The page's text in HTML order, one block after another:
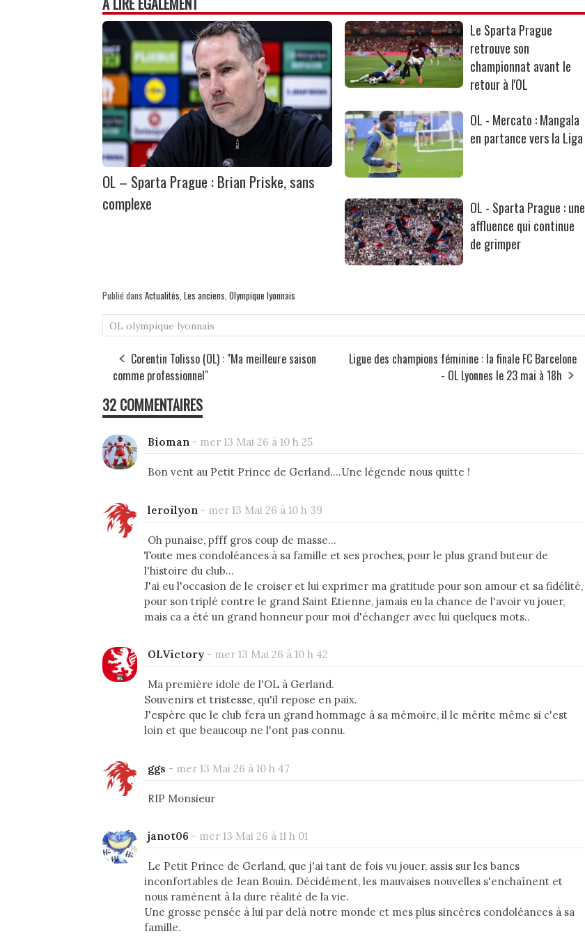
OL – Sparta Prague : Brian Priske, sans
complexe
Le Sparta Prague
retrouve son
championnat avant le
retour à l'OL
OL - Mercato : Mangala
en partance vers la Liga
OL - Sparta Prague : une
affluence qui continue
de grimper
Publié dans Actualités, Les anciens, Olympique lyonnais
OL olympique lyonnais
Corentin Tolisso (OL) : "Ma meilleure saison
comme professionnel"
Ligue des champions féminine : la finale FC Barcelone
- OL Lyonnes le 23 mai à 18h
32 COMMENTAIRES
Bioman - mer 13 Mai 26 à 10 h 25
Bon vent au Petit Prince de Gerland....Une légende nous quitte !
leroilyon - mer 13 Mai 26 à 10 h 39
Oh punaise, pfff gros coup de masse...
Toute mes condoléances à sa famille et ses proches, pour le plus grand buteur de
l'histoire du club...
J'ai eu l'occasion de le croiser et lui exprimer ma gratitude pour son amour et sa fidélité,
pour son triplé contre le grand Saint Etienne, jamais eu la chance de l'avoir vu jouer,
mais ca a été un grand honneur pour moi d'échanger avec lui quelques mots..
OLVictory - mer 13 Mai 26 à 10 h 42
Ma première idole de l'OL à Gerland.
Souvenirs et tristesse, qu'il repose en paix.
J'espère que le club fera un grand hommage à sa mémoire, il le mérite même si c'est
loin et que beaucoup ne l'ont pas connu.
ggs - mer 13 Mai 26 à 10 h 47
RIP Monsieur
janot06 - mer 13 Mai 26 à 11 h 01
Le Petit Prince de Gerland, que j'ai tant de fois vu jouer, assis sur les bancs
inconfortables de Jean Bouin. Décidément, les mauvaises nouvelles s'enchaînent et
nous ramènent à la dure réalité de la vie.
Une grosse pensée à lui par delà notre monde et mes plus sincères condoléances à sa
famille.